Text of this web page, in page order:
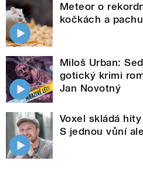
Meteor o
kočkách a
Miloš Urban:
gotický krimi
Jan Novotný
Voxel skládá
S jednou vůní